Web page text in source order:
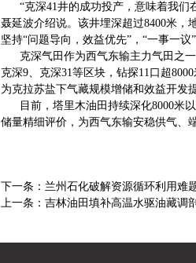
“克深41井的成功投产，意味着我们
聂延波介绍说。该井埋深超过8400米，
坚持“问题导向，效益优先”，“一事一
克深气田作为西气东输主力气田之一
克深9、克深31等区块，钻探11口超
为克拉苏盐下气藏规模增储和效益开发
目前，塔里木油田持续深化8000米以
储量精细评价，为西气东输安稳供气、
下一条： 兰州石化破解资源循环利用难
上一条： 吉林油田填补高温水驱油藏调